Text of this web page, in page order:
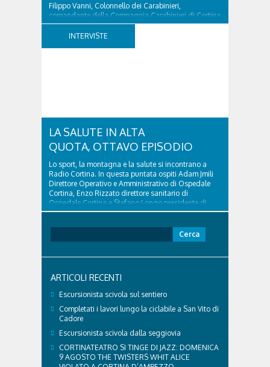
Filippo Vanni, Colonnello dei Carabinieri,
comandante della Compagnia Carabinieri di Cortina
d’Ampezzo sino al 2010, esperto di legislazione
nazionale ed europea, è l’ideatore del progetto di
INTERVISTE
LA SALUTE IN ALTA
QUOTA, OTTAVO EPISODIO
Lo sport, la montagna e la salute si incontrano a
Radio Cortina. In questa puntata ospiti Adam Jmili
Direttore Operativo e Amministrativo di Ospedale
Cortina, Enzo Rizzato direttore sanitario di
Ospedale Cortina e Stefano Longo presidente di
Fondazione Cortina. GVM Care & Research –...
per:
ARTICOLI RECENTI
Escursionista scivola sul sentiero
Completati i lavori lungo la ciclabile a San Vito di
Cadore
Escursionista scivola dalla seggiovia
CORTINATEATRO SI TINGE DI JAZZ: DOMENICA
9 AGOSTO THE TWISTERS WHIT ALICE